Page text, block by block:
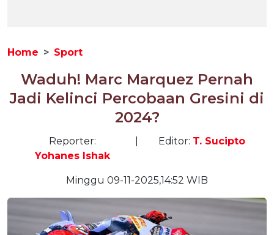
Home Sport
Waduh! Marc Marquez Pernah
Jadi Kelinci Percobaan Gresini di
2024?
Reporter:
Yohanes Ishak
Editor: T. Sucipto
Minggu 09-11-2025,14:52 WIB